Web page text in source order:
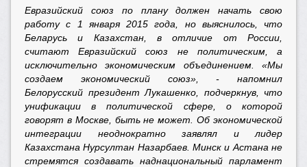
Евразийский союз по плану должен начать свою
работу с 1 января 2015 года, но выяснилось, что
Беларусь и Казахстан, в отличие от России,
считают Евразийский союз не политическим, а
исключительно экономическим объединением. «Мы
создаем экономический союз», - напомнил
Белорусский президент Лукашенко, подчеркнув, что
унификации в политической сфере, о которой
говорят в Москве, быть не может. Об экономической
интеграции неоднократно заявлял и лидер
Казахстана Нурсултан Назарбаев. Минск и Астана не
стремятся создавать наднациональный парламент